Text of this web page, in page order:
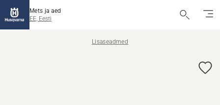
Mets ja aed
EE, Eesti
Lisaseadmed